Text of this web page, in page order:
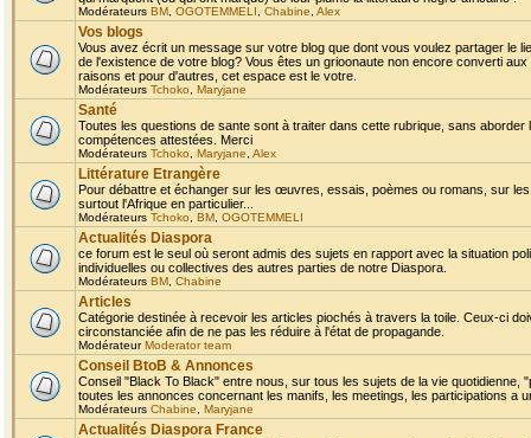
Modérateurs BM OGOTEMMELI Chabine Alex
Vos blogs
Vous avez écrit un message sur votre blog que dont vous voulez partager le
de l'existence de votre blog? Vous êtes un grioonaute non encore converti
raisons et pour d'autres, cet espace est le votre.
Modérateurs Tchoko Maryjane
Santé
Toutes les questions de sante sont à traiter dans cette rubrique, sans
compétences attestées. Merci
Modérateurs Tchoko Maryjane Alex
Littérature Etrangère
Pour débattre et échanger sur les œuvres, essais, poèmes ou romans, sur
surtout l'Afrique en particulier...
Modérateurs Tchoko BM OGOTEMMELI
Actualités Diaspora
ce forum est le seul où seront admis des sujets en rapport avec la situation
individuelles ou collectives des autres parties de notre Diaspora.
Modérateurs BM Chabine
Articles
Catégorie destinée à recevoir les articles piochés à travers la toile. Ceux-ci
circonstanciée afin de ne pas les réduire à l'état de propagande.
ModérateurModerator team
Conseil BtoB & Annonces
Conseil "Black To Black" entre nous, sur tous les sujets de la vie
toutes les annonces concernant les manifs, les meetings, les participations a
Modérateurs Chabine Maryjane
Actualités Diaspora France